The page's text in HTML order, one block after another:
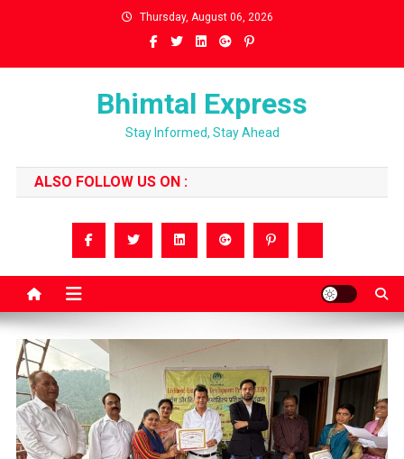
Thursday, August 06, 2026
Bhimtal Express
Stay Informed, Stay Ahead
ALSO FOLLOW US ON :